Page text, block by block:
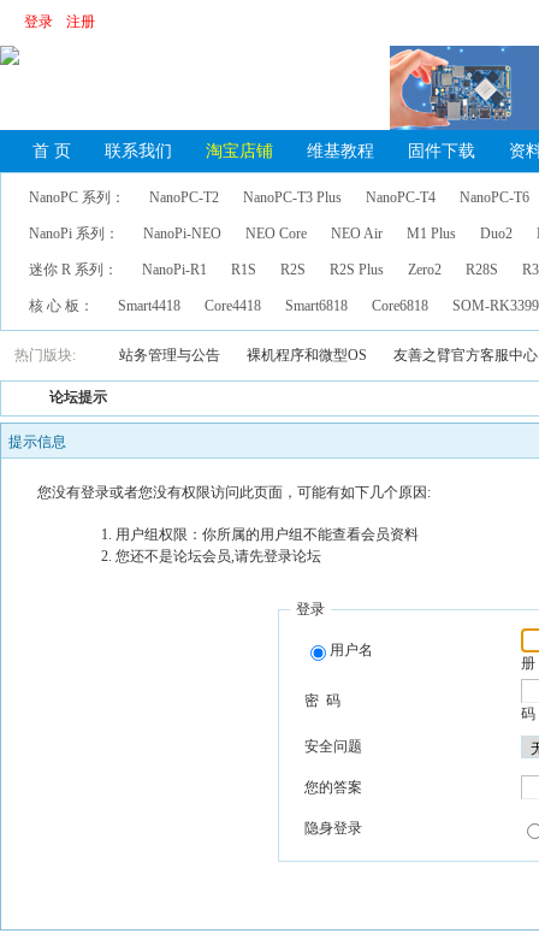
登录 注册
首 页 联系我们 淘宝店铺 维基教程 固件下载 资
NanoPC 系列： NanoPC-T2 NanoPC-T3 Plus NanoPC-T4 NanoPC-T6
NanoPi 系列： NanoPi-NEO NEO Core NEO Air M1 Plus Duo2
迷你 R 系列： NanoPi-R1 R1S R2S R2S Plus Zero2 R28S
核 心 板： Smart4418 Core4418 Smart6818 Core6818 SOM-
热门版块: 站务管理与公告 裸机程序和微型OS 友善之臂官方客服中心
论坛提示
提示信息
您没有登录或者您没有权限访问此页面，可能有如下几个原因:
用户组权限：你所属的用户组不能查看会员资料
您还不是论坛会员,请先登录论坛
登录
用户名
册
密 码
码
安全问题
您的答案
隐身登录